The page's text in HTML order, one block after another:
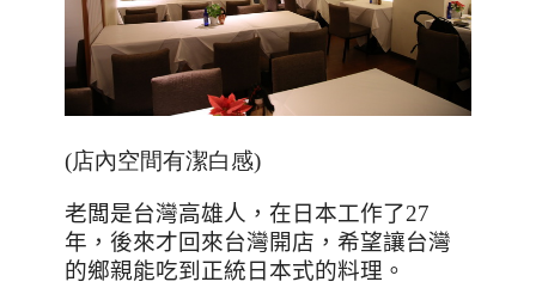
(店內空間有潔白感)
老闆是台灣高雄人，在日本工作了27
年，後來才回來台灣開店，希望讓台灣
的鄉親能吃到正統日本式的料理。